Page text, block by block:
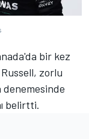
bir kez
zorlu
denemesinde
belirtti.